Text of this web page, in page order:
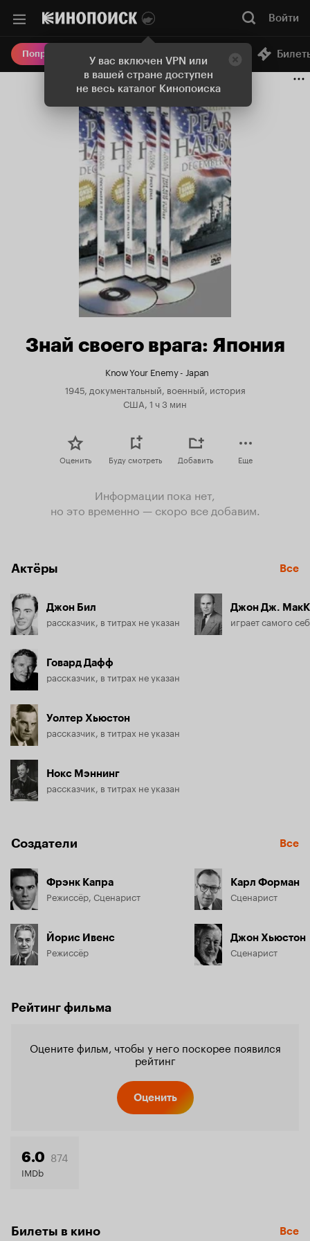
У вас включен VPN или
в вашей стране доступен
не весь каталог Кинопоиска
Войти
Попробовать Плюс Онлайн-кинотеатр
Знай своего врага: Япония
Know Your Enemy - Japan
1945, документальный, военный, история
США, 1 ч 3 мин
Оценить Буду смотреть Добавить Еще
Информации пока нет,
но это временно — скоро все добавим.
Актёры Все
Джон Бил
рассказчик, в титрах не указан
Говард Дафф
рассказчик, в титрах не указан
Уолтер Хьюстон
рассказчик, в титрах не указан
Нокс Мэннинг
рассказчик, в титрах не указан
Джон Дж.
Создатели Все
Фрэнк Капра
Режиссёр, Сценарист
Йорис Ивенс
Режиссёр
Карл Форман
Сценарист
Джон Хьюстон
Сценарист
Рейтинг фильма
Оцените фильм, чтобы у него поскорее появился
рейтинг
Оценить
6.0 874
IMDb
Билеты в кино Все